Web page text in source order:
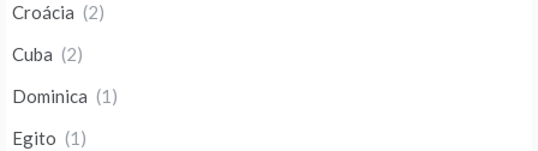
Croácia (2)
Cuba (2)
Dominica (1)
Egito (1)